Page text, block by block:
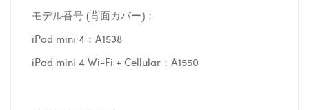
モデル番号 (背面カバー)：
iPad mini 4：A1538
iPad mini 4 Wi-Fi + Cellular：A1550